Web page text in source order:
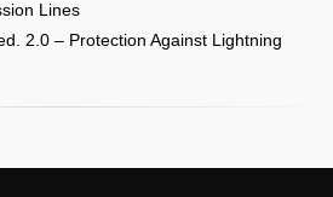
Lines
2.0 – Protection Against Lightning